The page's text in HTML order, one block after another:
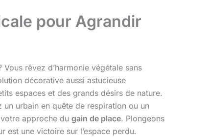
pour Agrandir
rêvez d’harmonie végétale sans
décorative aussi astucieuse
espaces et des grands désirs de nature.
un urbain en quête de respiration ou un
approche du gain de place. Plongeons
est une victoire sur l’espace perdu.